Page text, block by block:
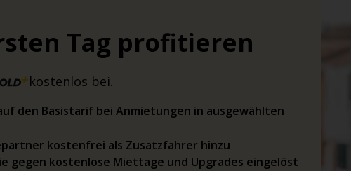
Tag profitieren
kostenlos bei.
den Basistarif bei Anmietungen in ausgewählten
kostenfrei als Zusatzfahrer hinzu
gegen kostenlose Miettage und Upgrades eingelöst